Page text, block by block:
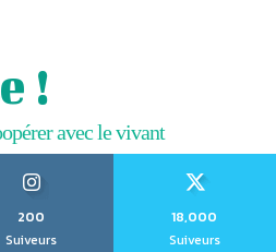
!
avec le vivant
200
Suiveurs
18,000
Suiveurs